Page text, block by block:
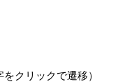
をクリックで遷移）